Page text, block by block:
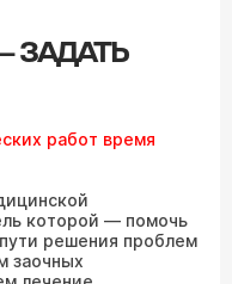
ЗАДАТЬ
работ время
которой — помочь
решения проблем
заочных